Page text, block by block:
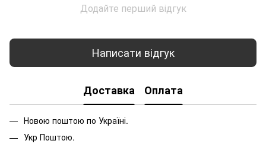
Додайте перший відгук
Написати відгук
Доставка Оплата
Новою поштою по Україні.
Укр Поштою.